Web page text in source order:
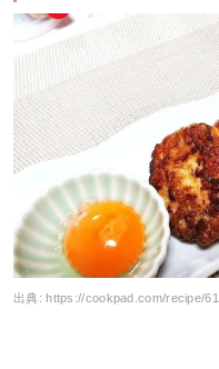
出典:https://cookpad.com/recipe/